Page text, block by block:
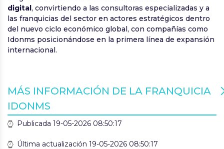
digital, convirtiendo a las consultoras especializadas y a
las franquicias del sector en actores estratégicos dentro
del nuevo ciclo económico global, con compañías como
Idonms posicionándose en la primera línea de expansión
internacional.
MÁS INFORMACIÓN DE LA FRANQUICIA
IDONMS
Publicada 19-05-2026 08:50:17
Última actualización 19-05-2026 08:50:17